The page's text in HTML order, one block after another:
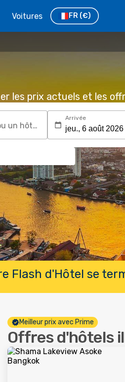
Voitures FR (€)
les prix actuels et les
Recherchez une destination ou un hôtel
Arrivée
Flash d'Hôtel se
Meilleur prix avec Prime
Offres d'hôtels